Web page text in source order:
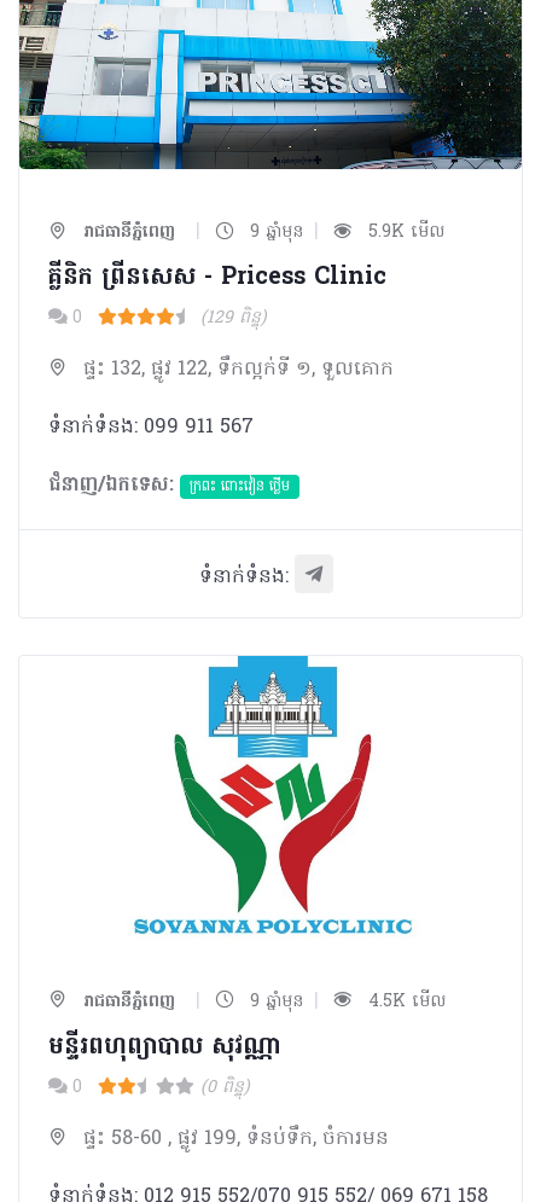
រាជធានីភ្នំពេញ | 9 ឆ្នាំមុន | 5.9K មើល
គ្លីនិក ព្រីនសេស - Pricess Clinic
0 (129 ពិន្ទុ)
ផ្ទះ 132, ផ្លូវ 122, ទឹកល្អក់ទី ១, ទួលគោក
ទំនាក់ទំនង: 099 911 567
ជំនាញ/ឯកទេស:
ក្រពះ ពោះវៀន ថ្លើម
ទំនាក់ទំនង:
រាជធានីភ្នំពេញ | 9 ឆ្នាំមុន | 4.5K មើល
មន្ទីរពហុព្យាបាល​ សុវណ្ណា
0 (0 ពិន្ទុ)
ផ្ទះ 58-60 , ផ្លូវ 199, ទំនប់ទឹក, ចំការមន